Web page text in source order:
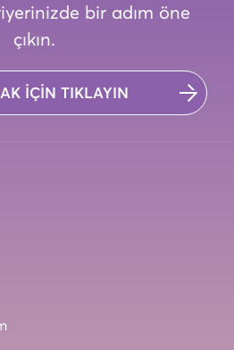
bir adım öne
çıkın.
İÇİN TIKLAYIN